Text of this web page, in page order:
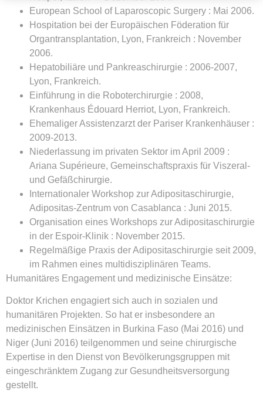
European School of Laparoscopic Surgery : Mai 2006.
Hospitation bei der Europäischen Föderation für
Organtransplantation, Lyon, Frankreich : November
2006.
Hepatobiliäre und Pankreaschirurgie : 2006-2007,
Lyon, Frankreich.
Einführung in die Roboterchirurgie : 2008,
Krankenhaus Édouard Herriot, Lyon, Frankreich.
Ehemaliger Assistenzarzt der Pariser Krankenhäuser :
2009-2013.
Niederlassung im privaten Sektor im April 2009 :
Ariana Supérieure, Gemeinschaftspraxis für Viszeral-
und Gefäßchirurgie.
Internationaler Workshop zur Adipositaschirurgie,
Adipositas-Zentrum von Casablanca : Juni 2015.
Organisation eines Workshops zur Adipositaschirurgie
in der Espoir-Klinik : November 2015.
Regelmäßige Praxis der Adipositaschirurgie seit 2009,
im Rahmen eines multidisziplinären Teams.
Humanitäres Engagement und medizinische Einsätze:
Doktor Krichen engagiert sich auch in sozialen und
humanitären Projekten. So hat er insbesondere an
medizinischen Einsätzen in Burkina Faso (Mai 2016) und
Niger (Juni 2016) teilgenommen und seine chirurgische
Expertise in den Dienst von Bevölkerungsgruppen mit
eingeschränktem Zugang zur Gesundheitsversorgung
gestellt.